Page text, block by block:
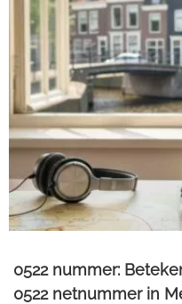
0522 nummer:
0522 netnummer in